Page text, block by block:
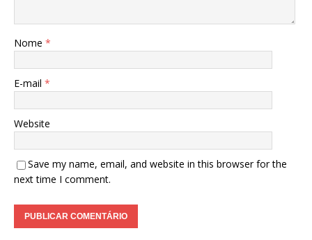
Nome *
E-mail *
Website
Save my name, email, and website in this browser for the
next time I comment.